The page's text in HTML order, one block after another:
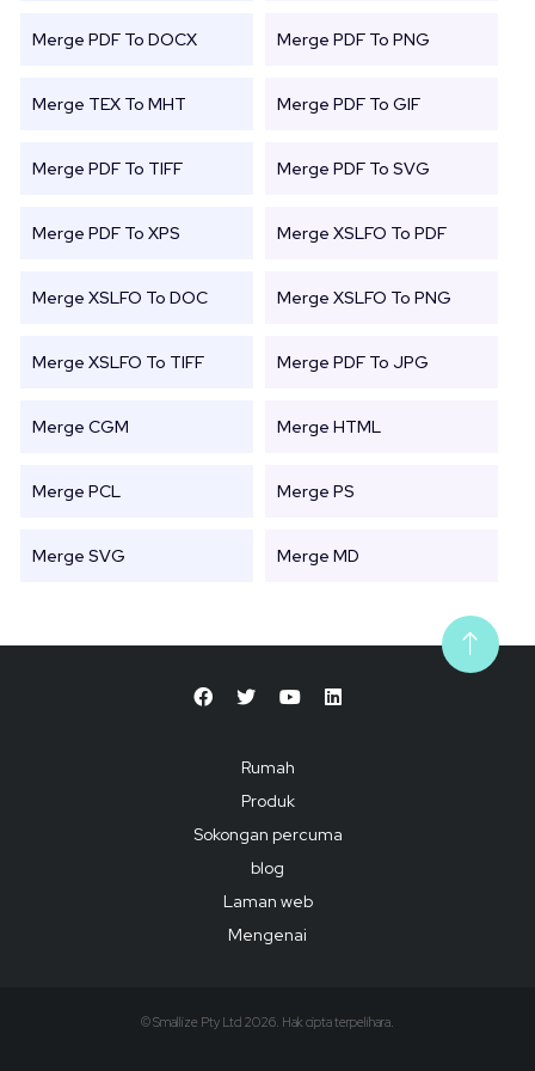
Merge PDF To DOCX Merge PDF To PNG
Merge TEX To MHT Merge PDF To GIF
Merge PDF To TIFF Merge PDF To SVG
Merge PDF To XPS Merge XSLFO To PDF
Merge XSLFO To DOC Merge XSLFO To PNG
Merge XSLFO To TIFF Merge PDF To JPG
Merge CGM Merge HTML
Merge PCL Merge PS
Merge SVG Merge MD
Rumah
Produk
Sokongan percuma
blog
Laman web
Mengenai
© Smallize Pty Ltd 2026. Hak cipta terpelihara.